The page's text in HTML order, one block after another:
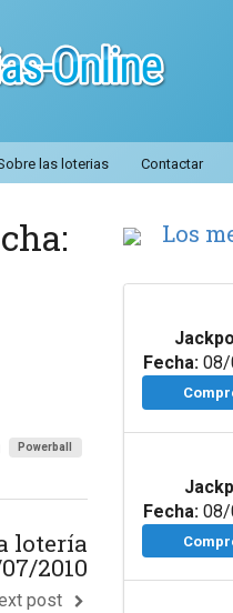
las loterias Contactar
Powerball
lotería
2010
post
Los
Fecha:08/
Fecha:08/